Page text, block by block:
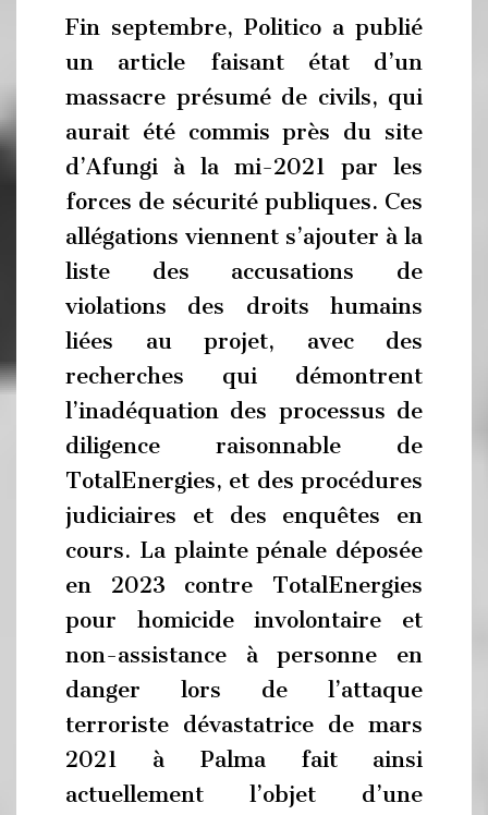
Fin septembre, Politico a publié
un article faisant état d’un
massacre présumé de civils, qui
aurait été commis près du site
d’Afungi à la mi-2021 par les
forces de sécurité publiques. Ces
allégations viennent s’ajouter à la
liste des accusations de
violations des droits humains
liées au projet, avec des
recherches qui démontrent
l’inadéquation des processus de
diligence raisonnable de
TotalEnergies, et des procédures
judiciaires et des enquêtes en
cours. La plainte pénale déposée
en 2023 contre TotalEnergies
pour homicide involontaire et
non-assistance à personne en
danger lors de l’attaque
terroriste dévastatrice de mars
2021 à Palma fait ainsi
actuellement l’objet d’une